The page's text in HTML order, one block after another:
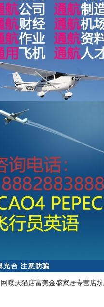
光台 注意防骗
网曝天猫店富美金盛家居专营店坑